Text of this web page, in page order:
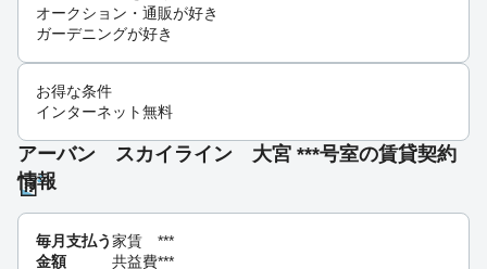
オークション・通販が好き
ガーデニングが好き
お得な条件
インターネット無料
アーバン スカイライン 大宮 ***号室の賃貸契約
情報
毎月支払う
金額
家賃
***
共益費***